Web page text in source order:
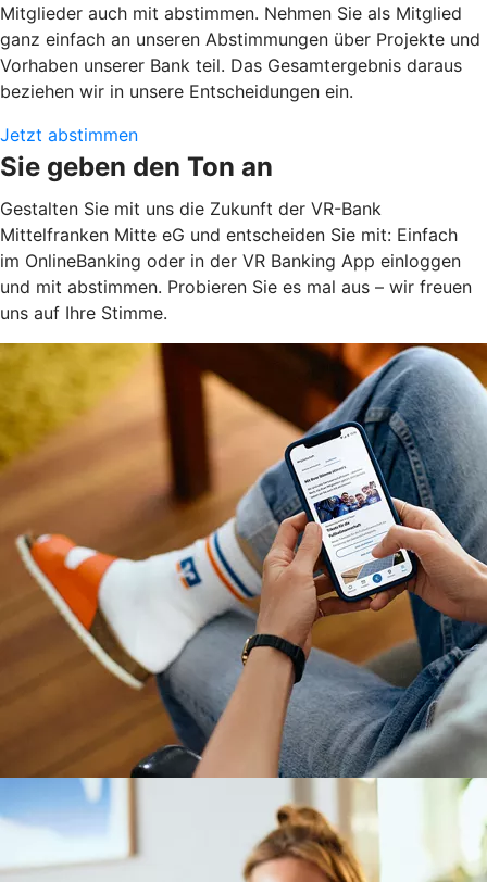
Mitglieder auch mit abstimmen. Nehmen Sie als Mitglied
ganz einfach an unseren Abstimmungen über Projekte und
Vorhaben unserer Bank teil. Das Gesamtergebnis daraus
beziehen wir in unsere Entscheidungen ein.
Jetzt abstimmen
Sie geben den Ton an
Gestalten Sie mit uns die Zukunft der VR-Bank
Mittelfranken Mitte eG und entscheiden Sie mit: Einfach
im OnlineBanking oder in der VR Banking App einloggen
und mit abstimmen. Probieren Sie es mal aus – wir freuen
uns auf Ihre Stimme.